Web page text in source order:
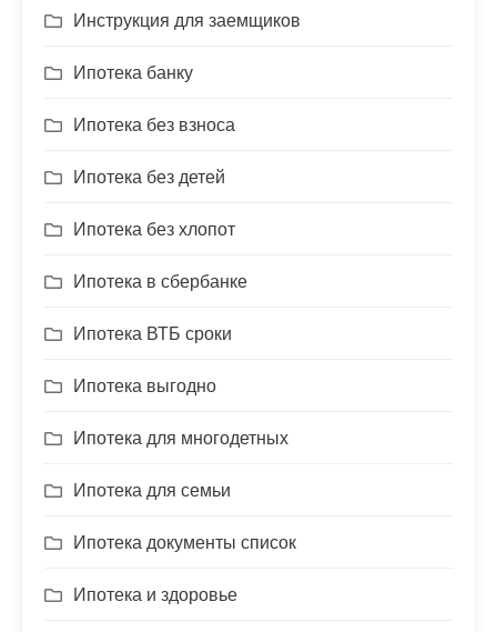
Инструкция для заемщиков
Ипотека банку
Ипотека без взноса
Ипотека без детей
Ипотека без хлопот
Ипотека в сбербанке
Ипотека ВТБ сроки
Ипотека выгодно
Ипотека для многодетных
Ипотека для семьи
Ипотека документы список
Ипотека и здоровье